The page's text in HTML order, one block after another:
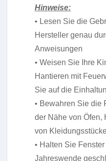
Hinweise:
• Lesen Sie die
Hersteller genau
Anweisungen
• Weisen Sie Ihre
Hantieren mit
Sie auf die
• Bewahren Sie die
der Nähe von Öfen,
von
• Halten Sie
Jahreswende